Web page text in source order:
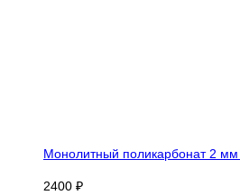
Монолитный поликарбонат 2
2400 ₽